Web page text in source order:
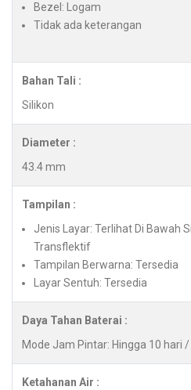
Bezel: Logam
Tidak ada keterangan
Bahan Tali :
Silikon
Diameter :
43.4 mm
Tampilan :
Jenis Layar: Terlihat Di Bawah
Transflektif
Tampilan Berwarna: Tersedia
Layar Sentuh: Tersedia
Daya Tahan Baterai :
Mode Jam Pintar: Hingga 10 hari
Ketahanan Air :